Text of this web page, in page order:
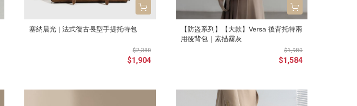
塞納晨光 | 法式復古長型手提托特包
$2,380
$1,904
【防盜系列】【大款】Versa 後背托特兩
用後背包｜素描霧灰
$1,980
$1,584